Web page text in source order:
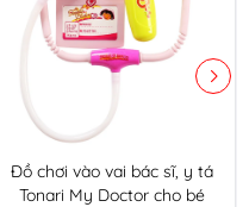
Đồ chơi vào vai bác sĩ, y tá
Tonari My Doctor cho bé